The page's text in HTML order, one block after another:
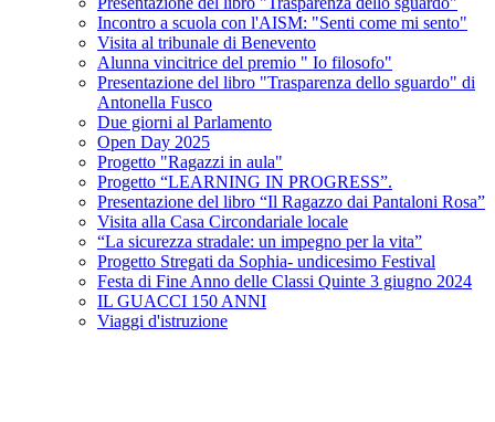
Incontro a scuola con l'AISM: "Senti come mi sento"
Visita al tribunale di Benevento
Alunna vincitrice del premio " Io filosofo"
Presentazione del libro "Trasparenza dello sguardo" di
Antonella Fusco
Due giorni al Parlamento
Open Day 2025
Progetto "Ragazzi in aula"
Progetto “LEARNING IN PROGRESS”.
Presentazione del libro “Il Ragazzo dai Pantaloni Rosa”
Visita alla Casa Circondariale locale
“La sicurezza stradale: un impegno per la vita”
Progetto Stregati da Sophia- undicesimo Festival
Festa di Fine Anno delle Classi Quinte 3 giugno 2024
IL GUACCI 150 ANNI
Viaggi d'istruzione